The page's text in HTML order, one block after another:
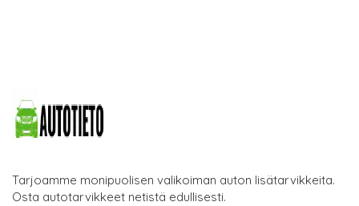
Tarjoamme monipuolisen valikoiman auton lisätarvikkeita.
Osta autotarvikkeet netistä edullisesti.